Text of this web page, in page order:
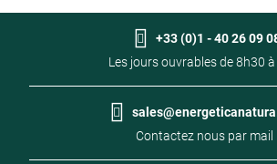
+33 (0)1 - 40 26 09
Les jours ouvrables de 8h30
Contactez nous par mail